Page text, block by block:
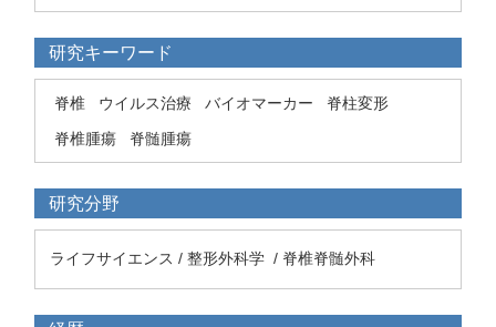
研究キーワード
脊椎 ウイルス治療 バイオマーカー
脊柱変形
脊椎腫瘍
脊髄腫瘍
研究分野
ライフサイエンス / 整形外科学 / 脊椎脊髄外科